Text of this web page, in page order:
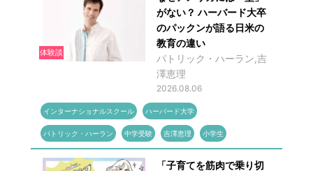
体験談
がない？ ハーバード大卒
のパックンが語る日米の
教育の違い
パトリック・ハーラン,吉
澤恵理
2026.08.06
インターナショナルスクール ハーバード大学
パトリック・ハーラン 中学受験 吉澤恵理 小学生
「子育てを筋肉で乗り切